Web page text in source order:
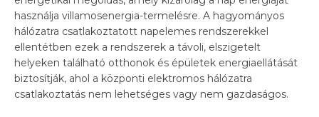
használja villamosenergia-termelésre. A hagyományos
hálózatra csatlakoztatott napelemes rendszerekkel
ellentétben ezek a rendszerek a távoli, elszigetelt
helyeken található otthonok és épületek energiaellátását
biztosítják, ahol a központi elektromos hálózatra
csatlakoztatás nem lehetséges vagy nem gazdaságos.